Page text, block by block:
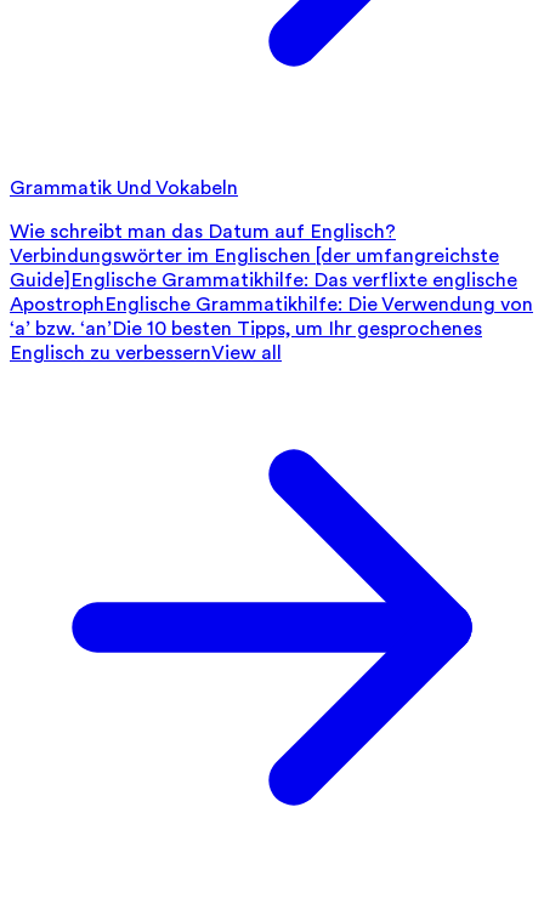
Grammatik Und Vokabeln
Wie schreibt man das Datum auf Englisch?
Verbindungswörter im Englischen [der umfangreichste
Guide] Englische Grammatikhilfe: Das verflixte englische
ApostrophEnglische Grammatikhilfe: Die Verwendung von
‘a’ bzw. ‘an’Die 10 besten Tipps, um Ihr gesprochenes
Englisch zu verbessernView all